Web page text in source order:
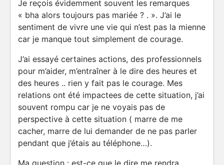
Je reçois évidemment souvent les remarques
« bha alors toujours pas mariée ? . ». J’ai le
sentiment de vivre une vie qui n’est pas la mienne
car je manque tout simplement de courage.
J’ai essayé certaines actions, des professionnels
pour m’aider, m’entraîner à le dire des heures et
des heures .. rien y fait pas le courage. Mes
relations ont été impactees de cette situation, j’ai
souvent rompu car je ne voyais pas de
perspective à cette situation ( marre de me
cacher, marre de lui demander de ne pas parler
pendant que j’étais au téléphone…).
Ma question : est-ce que le dire me rendra